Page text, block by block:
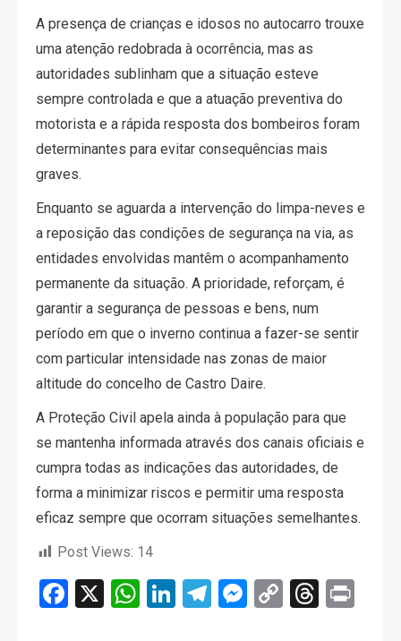
A presença de crianças e idosos no autocarro trouxe
uma atenção redobrada à ocorrência, mas as
autoridades sublinham que a situação esteve
sempre controlada e que a atuação preventiva do
motorista e a rápida resposta dos bombeiros foram
determinantes para evitar consequências mais
graves.
Enquanto se aguarda a intervenção do limpa-neves e
a reposição das condições de segurança na via, as
entidades envolvidas mantêm o acompanhamento
permanente da situação. A prioridade, reforçam, é
garantir a segurança de pessoas e bens, num
período em que o inverno continua a fazer-se sentir
com particular intensidade nas zonas de maior
altitude do concelho de Castro Daire.
A Proteção Civil apela ainda à população para que
se mantenha informada através dos canais oficiais e
cumpra todas as indicações das autoridades, de
forma a minimizar riscos e permitir uma resposta
eficaz sempre que ocorram situações semelhantes.
Post Views: 14
Facebook
X WhatsApp
LinkedIn
Telegram
Messenger
Copy